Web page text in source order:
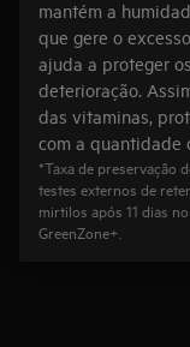
mantém a
que gere o
ajuda a proteger
deterioração.
das vitaminas,
com a quantidade
*Taxa de preservação
testes externos de
mirtilos após 11 dias
GreenZone+.